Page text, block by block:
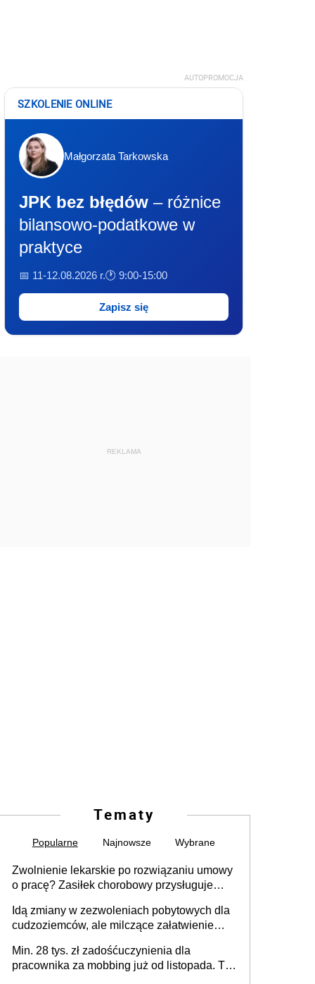
AUTOPROMOCJA
SZKOLENIE ONLINE
Małgorzata Tarkowska
JPK bez błędów – różnice
bilansowo-podatkowe w
praktyce
📅 11-12.08.2026 r.🕐 9:00-15:00
Zapisz się
REKLAMA
Tematy
Popularne Najnowsze Wybrane
Zwolnienie lekarskie po rozwiązaniu umowy
o pracę? Zasiłek chorobowy przysługuje
dni od ustania stosunku pracy
Idą zmiany w zezwoleniach pobytowych dla
cudzoziemców, ale milczące załatwienie
Min. 28 tys. zł zadośćuczynienia dla
pracownika za mobbing już od listopada. To